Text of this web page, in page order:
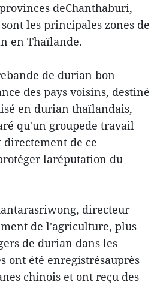
deChanthaburi,
les principales zones de
en Thaïlande.
de durian bon
des pays voisins, destiné
en durian thaïlandais,
qu'un groupede travail
directement de ce
laréputation du
directeur
de l'agriculture, plus
de durian dans les
ont été enregistrésauprès
chinois et ont reçu des